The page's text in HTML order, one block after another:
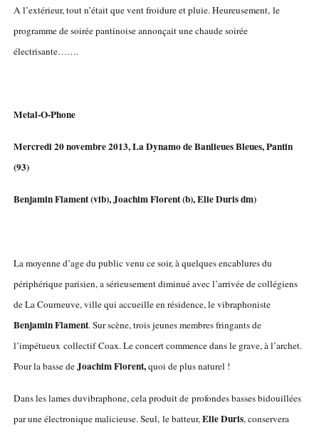
A l’extérieur, tout n’était que vent froidure et pluie. Heureusement, le
programme de soirée pantinoise annonçait une chaude soirée
électrisante…….
Metal-O-Phone
Mercredi 20 novembre 2013, La Dynamo de Banlieues Bleues, Pantin
(93)
Benjamin Flament (vib), Joachim Florent (b), Elie Duris dm)
La moyenne d’age du public venu ce soir, à quelques encablures du
périphérique parisien, a sérieusement diminué avec l’arrivée de collégiens
de La Courneuve, ville qui accueille en résidence, le vibraphoniste
Benjamin Flament. Sur scène, trois jeunes membres fringants de
l’impétueux collectif Coax. Le concert commence dans le grave, à l’archet.
Pour la basse deJoachim Florent,quoi de plus naturel !
Dans les lames duvibraphone, cela produit de profondes basses bidouillées
par une électronique malicieuse. Seul, le batteur,Elie Duris, conservera